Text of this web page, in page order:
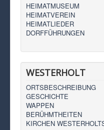
HEIMATMUSEUM
HEIMATVEREIN
HEIMATLIEDER
DORFFÜHRUNGEN
WESTERHOLT
ORTSBESCHREIBUNG
GESCHICHTE
WAPPEN
BERÜHMTHEITEN
KIRCHEN